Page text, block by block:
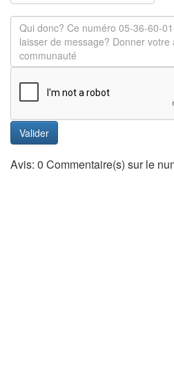
Valider
Avis: 0 Commentaire(s) sur le